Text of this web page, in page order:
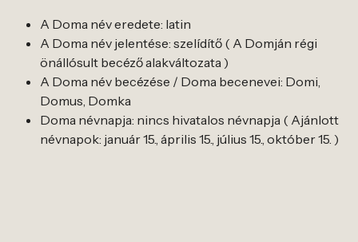
A Doma név eredete: latin
A Doma név jelentése: szelídítő ( A Domján régi
önállósult becéző alakváltozata )
A Doma név becézése / Doma becenevei: Domi,
Domus, Domka
Doma névnapja: nincs hivatalos névnapja ( Ajánlott
névnapok: január 15., április 15., július 15., október 15. )